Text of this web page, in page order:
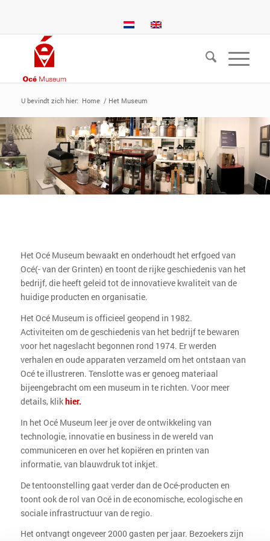
U bevindt zich hier: Home / Het Museum
Het Océ Museum bewaakt en onderhoudt het erfgoed van
Océ(- van der Grinten) en toont de rijke geschiedenis van het
bedrijf, die heeft geleid tot de innovatieve kwaliteit van de
huidige producten en organisatie.
Het Océ Museum isofficieel geopend in 1982.
Activiteiten om de geschiedenis van het bedrijf te bewaren
voor het nageslacht begonnen rond 1974. Er werden
verhalen en oude apparaten verzameld om het ontstaan van
Océ te illustreren. Tenslotte was er genoeg materiaal
bijeengebracht om een museum in te richten. Voor meer
details, klikhier.
In het Océ Museum leer je over de ontwikkeling van
technologie, innovatie en business in de wereld van
communiceren en over het kopiëren en printen van
informatie, van blauwdruk tot inkjet.
De tentoonstelling gaat verder dan de Océ-producten en
toont ook de rol van Océ in de economische, ecologische en
sociale infrastructuur van de regio.
Het ontvangt ongeveer 2000 gasten per jaar. Bezoekers zijn